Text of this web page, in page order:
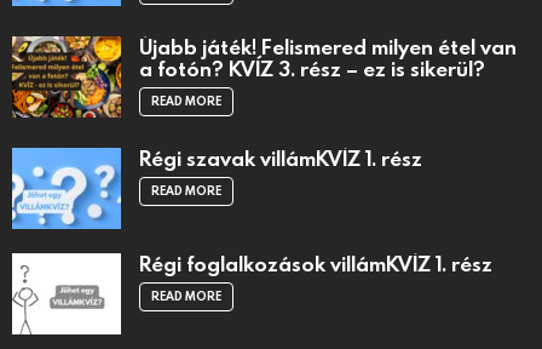
Újabb játék! Felismered milyen étel van
a fotón? KVÍZ 3. rész – ez is sikerül?
READ MORE
Régi szavak villámKVÍZ 1. rész
READ MORE
Régi foglalkozások villámKVÍZ 1. rész
READ MORE